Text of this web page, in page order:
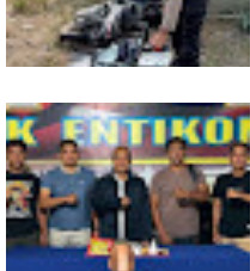
Truk Kontainer Oleng Tabrak
Vario, Warga Kapuas
Meninggal di Dusun Mak
Tampong